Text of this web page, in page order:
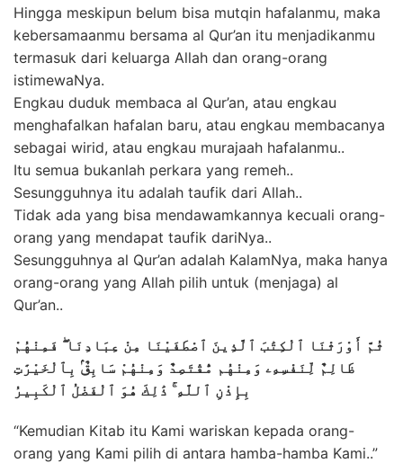
Hingga meskipun belum bisa mutqin hafalanmu, maka
kebersamaanmu bersama al Qur’an itu menjadikanmu
termasuk dari keluarga Allah dan orang-orang
istimewaNya.
Engkau duduk membaca al Qur’an, atau engkau
menghafalkan hafalan baru, atau engkau membacanya
sebagai wirid, atau engkau murajaah hafalanmu..
Itu semua bukanlah perkara yang remeh..
Sesungguhnya itu adalah taufik dari Allah..
Tidak ada yang bisa mendawamkannya kecuali orang-
orang yang mendapat taufik dariNya..
Sesungguhnya al Qur’an adalah KalamNya, maka hanya
orang-orang yang Allah pilih untuk (menjaga) al
Qur’an..
ثُمَّ أَوْرَثْنَا ٱلْكِتَٰبَ ٱلَّذِينَ ٱصْطَفَيْنَا مِنْ عِبَادِنَا ۖ فَمِنْهُمْ
ظَالِمٌ لِّنَفْسِهِۦ وَمِنْهُم مُّقْتَصِدٌ وَمِنْهُمْ سَابِقٌۢ بِٱلْخَيْرَٰتِ
بِإِذْنِ ٱللَّهِ ۚ ذَٰلِكَ هُوَ ٱلْفَضْلُ ٱلْكَبِيرُ
“Kemudian Kitab itu Kami wariskan kepada orang-
orang yang Kami pilih di antara hamba-hamba Kami..”